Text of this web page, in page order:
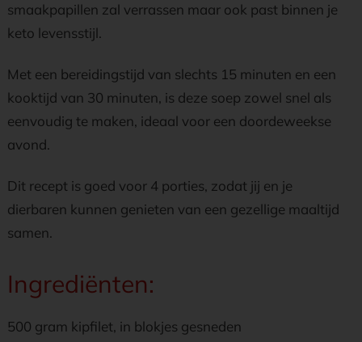
smaakpapillen zal verrassen maar ook past binnen je
keto levensstijl.
Met een bereidingstijd van slechts 15 minuten en een
kooktijd van 30 minuten, is deze soep zowel snel als
eenvoudig te maken, ideaal voor een doordeweekse
avond.
Dit recept is goed voor 4 porties, zodat jij en je
dierbaren kunnen genieten van een gezellige maaltijd
samen.
Ingrediënten:
500 gram kipfilet, in blokjes gesneden